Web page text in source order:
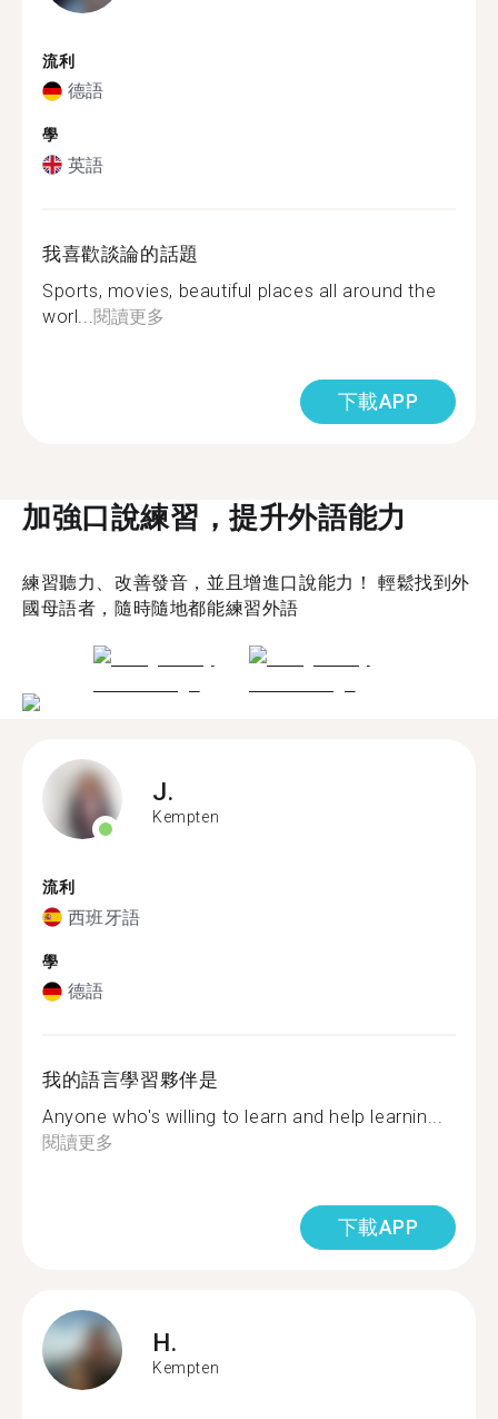
流利
德語
學
英語
我喜歡談論的話題
Sports, movies, beautiful places all around the
worl... 閱讀更多
下載APP
加強口說練習，提升外語能力
練習聽力、改善發音，並且增進口說能力！ 輕鬆找到外
國母語者，隨時隨地都能練習外語
J.
Kempten
流利
西班牙語
學
德語
我的語言學習夥伴是
Anyone who's willing to learn and help learnin...
閱讀更多
下載APP
H.
Kempten